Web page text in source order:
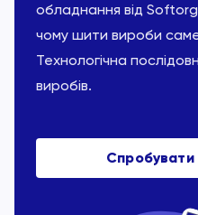
обладнання від
чому шити вироби
Технологічна
виробів.
Спробувати